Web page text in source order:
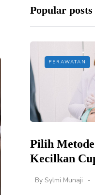
Popular posts
PERAWATAN
Pilih
Kecilkan
By Sylmi Munaji